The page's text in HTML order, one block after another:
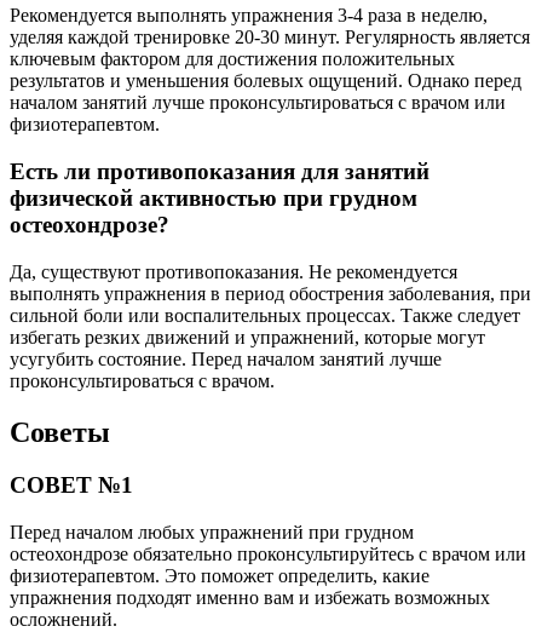
Рекомендуется выполнять упражнения 3-4 раза в неделю,
уделяя каждой тренировке 20-30 минут. Регулярность является
ключевым фактором для достижения положительных
результатов и уменьшения болевых ощущений. Однако перед
началом занятий лучше проконсультироваться с врачом или
физиотерапевтом.
Есть ли противопоказания для занятий
физической активностью при грудном
остеохондрозе?
Да, существуют противопоказания. Не рекомендуется
выполнять упражнения в период обострения заболевания, при
сильной боли или воспалительных процессах. Также следует
избегать резких движений и упражнений, которые могут
усугубить состояние. Перед началом занятий лучше
проконсультироваться с врачом.
Советы
СОВЕТ №1
Перед началом любых упражнений при грудном
остеохондрозе обязательно проконсультируйтесь с врачом или
физиотерапевтом. Это поможет определить, какие
упражнения подходят именно вам и избежать возможных
осложнений.